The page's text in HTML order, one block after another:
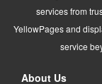
services from
YellowPages and
service
About Us